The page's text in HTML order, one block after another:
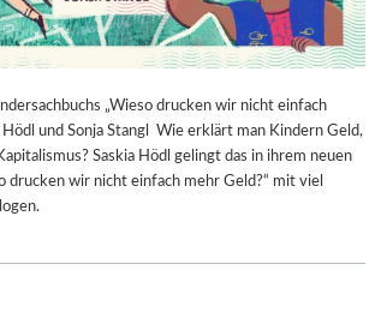
„Wieso drucken wir nicht einfach
Hödl und Sonja Stangl Wie erklärt man Kindern Geld,
Saskia Hödl gelingt das in ihrem neuen
drucken wir nicht einfach mehr Geld?“ mit viel